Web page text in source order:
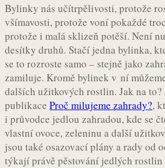
Bylinky nás učítrpělivosti, protože
všímavosti, protože voní pokaždé
protože i malá sklizeň potěší. Není
desítky druhů. Stačí jedna bylinka,
se to rozroste samo – stejně jako
zamiluje. Kromě bylinek v ní
dalších užitkových rostlin. Jak na
publikace Proč milujeme zahrady?,
i průvodce jedlou zahradou, kde se
vlastní ovoce, zeleninu a další
jsou také osazovací plány a rady od
týkají právě pěstování jedlých rostlin